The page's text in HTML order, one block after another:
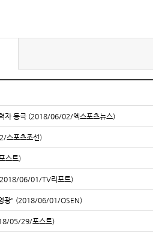
자 등극 (2018/06/02/엑스포츠뉴스)
스포츠조선)
스트)
06/01/TV리포트)
영광" (2018/06/01/OSEN)
05/29/포스트)